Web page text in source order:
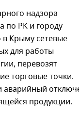
надзора
по РК и городу
в Крыму сетевые
для работы
перевозят
торговые точки.
аварийный
продукции.